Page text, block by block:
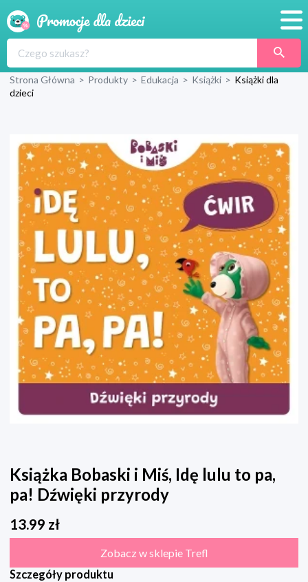
Produkty
Blog
Wyprawka
Strona Główna > Produkty > Edukacja > Książki > Książki dla
dzieci
Książka Bobaski i Miś, Idę lulu to pa,
pa! Dźwięki przyrody
13.99 zł
Zobacz w sklepie Trefl
Szczegóły produktu